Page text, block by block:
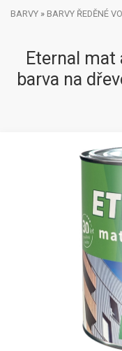
BARVY » BARVY ŘEDĚNÉ
Eternal
barva na